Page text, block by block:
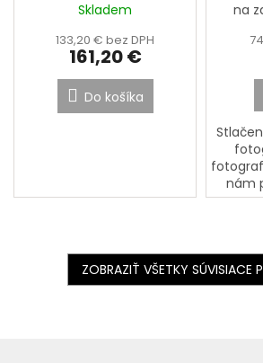
Skladem
133,20 € bez DPH
161,20 €
Do košíka
na
nám
ZOBRAZIŤ VŠETKY SÚVISIACE